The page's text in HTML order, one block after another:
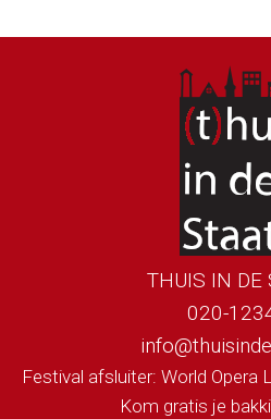
THUIS IN DE
020-
Festival afsluiter: World Opera
Kom gratis je